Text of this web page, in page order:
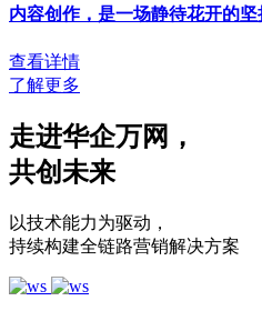
内容创作，是一场静待花开的坚
查看详情
了解更多
走进华企万网 ，
共创未来
以技术能力为驱动 ，
持续构建全链路营销解决方案